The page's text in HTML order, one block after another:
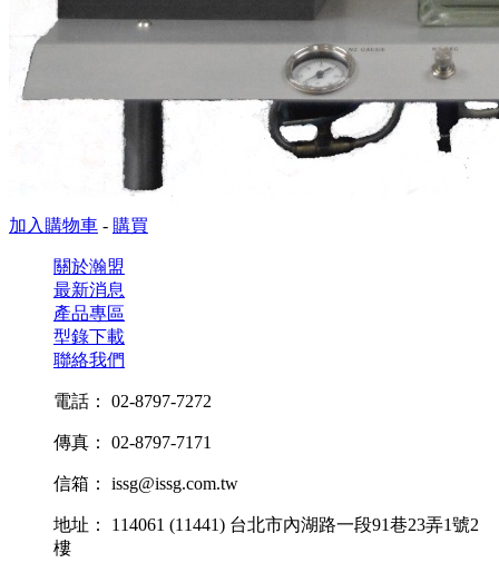
加入購物車 - 購買
關於瀚盟
最新消息
產品專區
型錄下載
聯絡我們
電話： 02-8797-7272
傳真： 02-8797-7171
信箱： issg@issg.com.tw
地址： 114061 (11441) 台北市內湖路一段91巷23弄1號2
樓